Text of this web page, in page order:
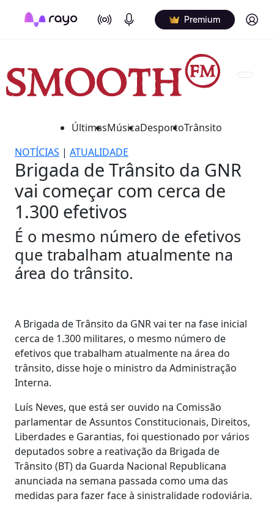
On Air Podcasts Premium Log in
ÚltimasMúsicaDesportoTrânsito
NOTÍCIAS | ATUALIDADE
Brigada de Trânsito da GNR
vai começar com cerca de
1.300 efetivos
É o mesmo número de efetivos
que trabalham atualmente na
área do trânsito.
A Brigada de Trânsito da GNR vai ter na fase inicial
cerca de 1.300 militares, o mesmo número de
efetivos que trabalham atualmente na área do
trânsito, disse hoje o ministro da Administração
Interna.
Luís Neves, que está ser ouvido na Comissão
parlamentar de Assuntos Constitucionais, Direitos,
Liberdades e Garantias, foi questionado por vários
deputados sobre a reativação da Brigada de
Trânsito (BT) da Guarda Nacional Republicana
anunciada na semana passada como uma das
medidas para fazer face à sinistralidade rodoviária.